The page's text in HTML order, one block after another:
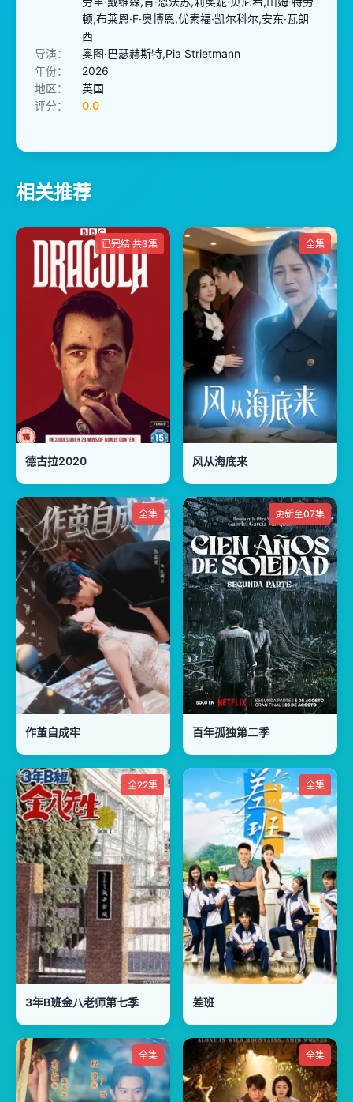
顿,布莱恩·F·奥博恩,优素福·凯尔科尔,安东·瓦朗
西
导演：
奥图·巴瑟赫斯特,Pia Strietmann
年份：
2026
地区：
英国
评分：
0.0
相关推荐
已完结 共3集
德古拉2020
全集
风从海底来
全集
作茧自成牢
更新至07集
百年孤独第二季
全22集
3年B班金八老师第七季
全集
差班
全集 全集